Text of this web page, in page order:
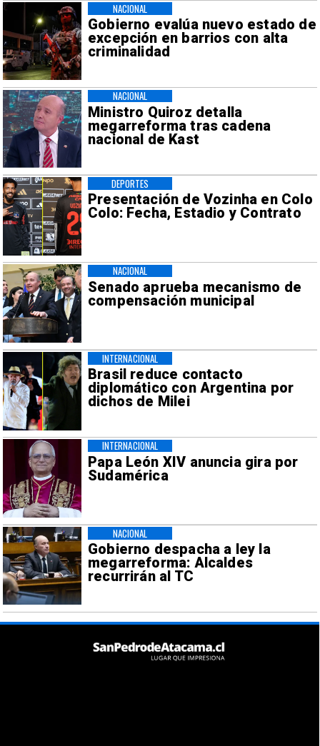
Gobierno evalúa nuevo estado de
excepción en barrios con alta
criminalidad
NACIONAL
Ministro Quiroz detalla
megarreforma tras cadena
nacional de Kast
NACIONAL
Presentación de Vozinha en Colo
Colo: Fecha, Estadio y Contrato
DEPORTES
Senado aprueba mecanismo de
compensación municipal
NACIONAL
Brasil reduce contacto
diplomático con Argentina por
dichos de Milei
INTERNACIONAL
Papa León XIV anuncia gira por
Sudamérica
INTERNACIONAL
Gobierno despacha a ley la
megarreforma: Alcaldes
recurrirán al TC
NACIONAL